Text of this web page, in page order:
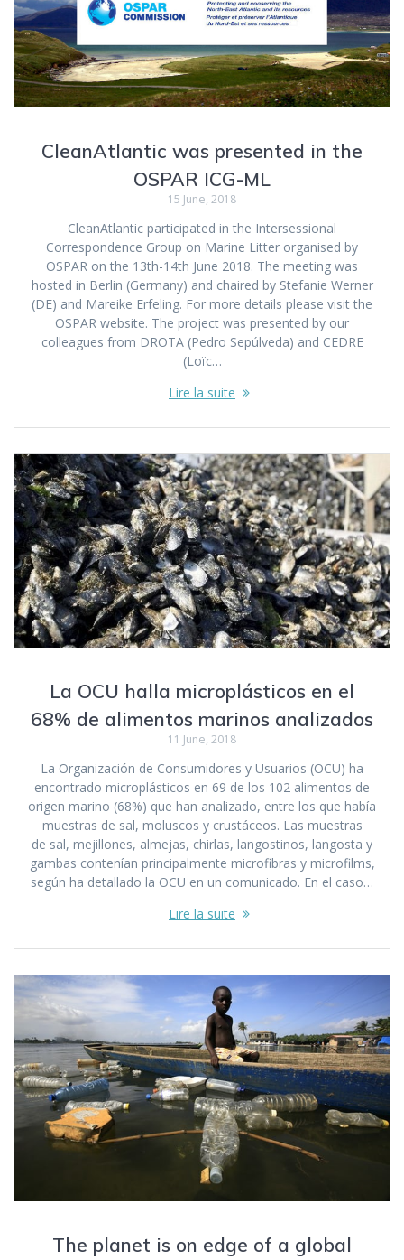
CleanAtlantic was presented in the
OSPAR ICG-ML
15 June, 2018
CleanAtlantic participated in the Intersessional
Correspondence Group on Marine Litter organised by
OSPAR on the 13th-14th June 2018. The meeting was
hosted in Berlin (Germany) and chaired by Stefanie Werner
(DE) and Mareike Erfeling. For more details please visit the
OSPAR website. The project was presented by our
colleagues from DROTA (Pedro Sepúlveda) and CEDRE
(Loïc…
Lire la suite
La OCU halla microplásticos en el
68% de alimentos marinos analizados
11 June, 2018
La Organización de Consumidores y Usuarios (OCU) ha
encontrado microplásticos en 69 de los 102 alimentos de
origen marino (68%) que han analizado, entre los que había
muestras de sal, moluscos y crustáceos. Las muestras
de sal, mejillones, almejas, chirlas, langostinos, langosta y
gambas contenían principalmente microfibras y microfilms,
según ha detallado la OCU en un comunicado. En el caso…
Lire la suite
The planet is on edge of a global